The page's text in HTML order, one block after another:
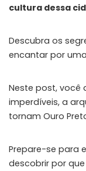
cultura dessa
Descubra os
encantar por
Neste post, você
imperdíveis, a
tornam Ouro
Prepare-se para
descobrir por